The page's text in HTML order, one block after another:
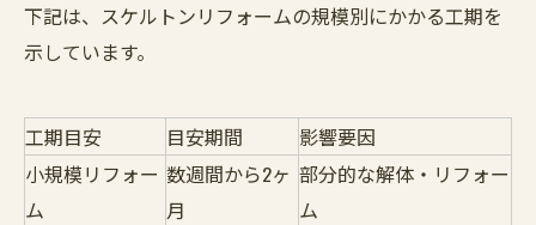
下記は、スケルトンリフォームの規模別にかかる工期を
示しています。
工期目安 目安期間
影響要因
小規模リフォー
ム
数週間から2ヶ
月
部分的な解体・リフォー
ム